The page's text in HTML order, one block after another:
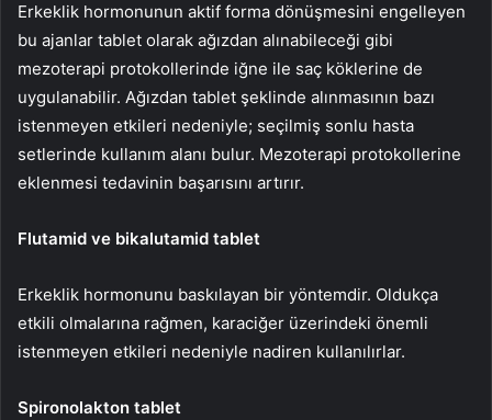
Erkeklik hormonunun aktif forma dönüşmesini engelleyen
bu ajanlar tablet olarak ağızdan alınabileceği gibi
mezoterapi protokollerinde iğne ile saç köklerine de
uygulanabilir. Ağızdan tablet şeklinde alınmasının bazı
istenmeyen etkileri nedeniyle; seçilmiş sonlu hasta
setlerinde kullanım alanı bulur. Mezoterapi protokollerine
eklenmesi tedavinin başarısını artırır.
Flutamid ve bikalutamid tablet
Erkeklik hormonunu baskılayan bir yöntemdir. Oldukça
etkili olmalarına rağmen, karaciğer üzerindeki önemli
istenmeyen etkileri nedeniyle nadiren kullanılırlar.
Spironolakton tablet